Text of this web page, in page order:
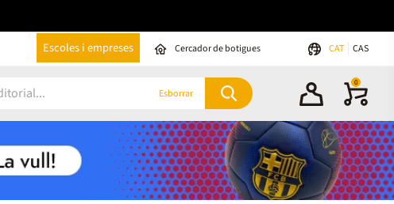
Escoles i empreses Cercador de botigues CAT CAS
Esborrar
0